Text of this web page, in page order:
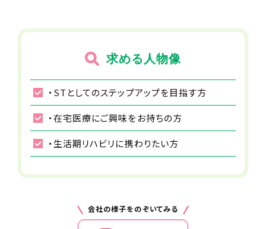
ステーションに戻り、記録・報告等の事務作業を行い
ます。
18:00
退勤
小田急線 本厚木駅から徒歩で9分
事業所名
マカロン訪問看護リハビリステーション
本厚木（新規開所予定）
給与
月給36～40万円
支給※規定あり
求める人物像
・STとしてのステップアップを目指す方
・在宅医療にご興味をお持ちの方
・生活期リハビリに携わりたい方
会社の様子をのぞいてみる